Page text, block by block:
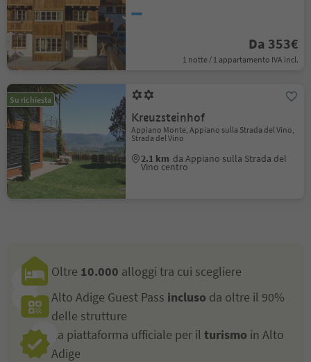
Da 353€
1 notte / 1 appartamento IVA incl.
Su richiesta
Kreuzsteinhof
Appiano Monte, Appiano sulla Strada del Vino,
Strada del Vino
2.1 km da Appiano sulla Strada del
Vino centro
Oltre 10.000 alloggi tra cui scegliere
Alto Adige Guest Pass incluso da oltre il 90%
delle strutture
La piattaforma ufficiale per il turismo in Alto
Adige